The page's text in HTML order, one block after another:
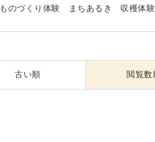
ものづくり体験 まちあるき 収穫体験
古い順 閲覧数